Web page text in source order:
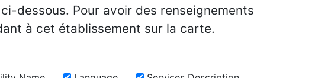
dessous. Pour avoir des renseignements
à cet établissement sur la carte.